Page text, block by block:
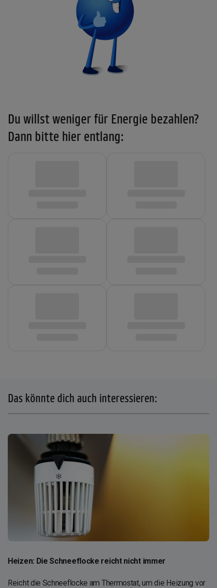
Du willst weniger für Energie bezahlen?
Dann bitte hier entlang:
Das könnte dich auch interessieren:
Heizen: Die Schneeflocke reicht nicht immer
Reicht die Schneeflocke am Thermostat, um die Heizung vor